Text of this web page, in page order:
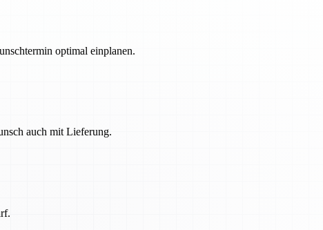
optimal einplanen.
auch mit Lieferung.